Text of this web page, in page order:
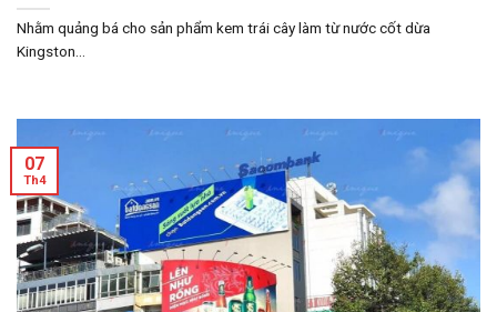
Nhằm quảng bá cho sản phẩm kem trái cây làm từ nước cốt dừa
Kingston...
07
Th4